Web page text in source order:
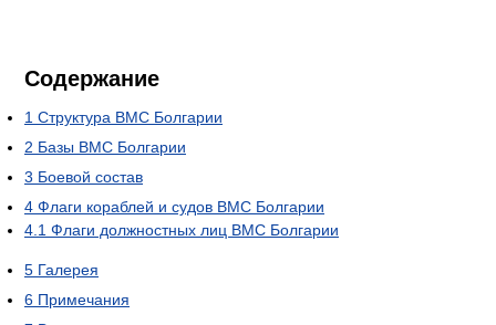
Содержание
1 Структура ВМС Болгарии
2 Базы ВМС Болгарии
3 Боевой состав
4 Флаги кораблей и судов ВМС Болгарии
4.1 Флаги должностных лиц ВМС Болгарии
5 Галерея
6 Примечания